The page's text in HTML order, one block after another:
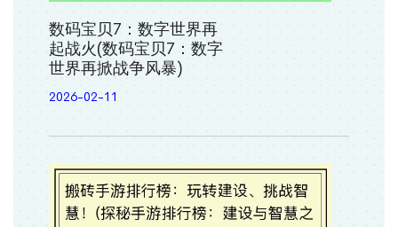
数码宝贝7：数字世界再
起战火(数码宝贝7：数字
世界再掀战争风暴)
2026-02-11